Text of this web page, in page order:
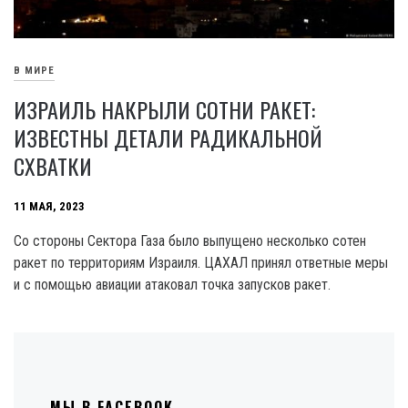
В МИРЕ
ИЗРАИЛЬ НАКРЫЛИ СОТНИ РАКЕТ:
ИЗВЕСТНЫ ДЕТАЛИ РАДИКАЛЬНОЙ
СХВАТКИ
11 МАЯ, 2023
Со стороны Сектора Газа было выпущено несколько сотен
ракет по территориям Израиля. ЦАХАЛ принял ответные меры
и с помощью авиации атаковал точка запусков ракет.